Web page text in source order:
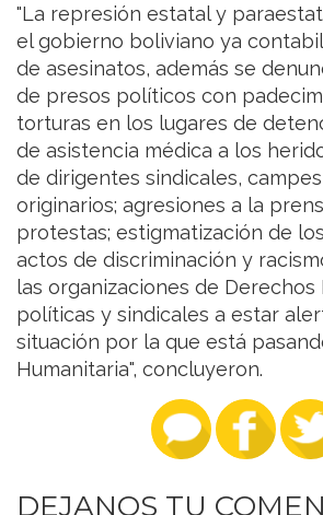
"La represión estatal y
el gobierno boliviano ya
de asesinatos, además se
de presos políticos con
torturas en los lugares de
de asistencia médica a los
de dirigentes sindicales,
originarios; agresiones a la
protestas; estigmatización de
actos de discriminación y
las organizaciones de Derechos
políticas y sindicales a estar
situación por la que está
Humanitaria", concluyeron.
DEJANOS TU